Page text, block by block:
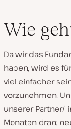
Wie
Da wir das
haben, wird es
viel einfacher
vorzunehmen.
unserer Partner/
Monaten dran;